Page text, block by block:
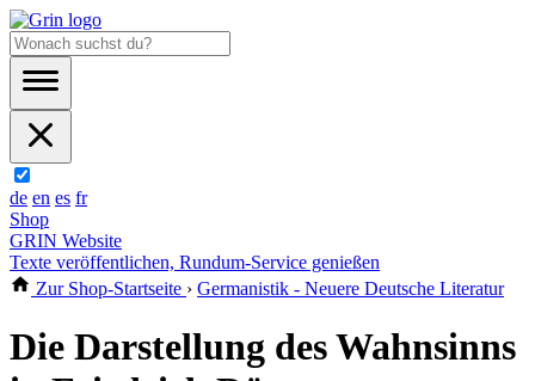
de en es fr
Shop
GRIN Website
Texte veröffentlichen, Rundum-Service genießen
Zur Shop-Startseite › Germanistik - Neuere Deutsche Literatur
Die Darstellung des Wahnsinns